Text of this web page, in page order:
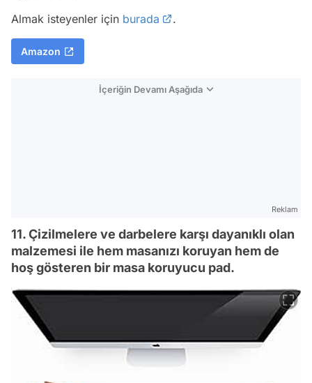
Almak isteyenler için burada .
Amazon
İçeriğin Devamı Aşağıda
Reklam
11. Çizilmelere ve darbelere karşı dayanıklı olan
malzemesi ile hem masanızı koruyan hem de
hoş gösteren bir masa koruyucu pad.